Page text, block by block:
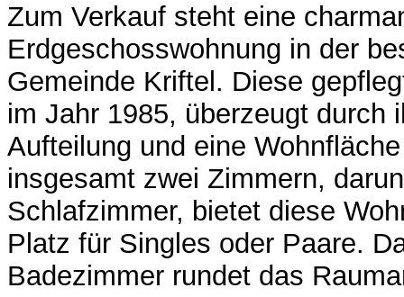
Zum Verkauf steht eine
Erdgeschosswohnung in der
Gemeinde Kriftel. Diese
im Jahr 1985, überzeugt durch
Aufteilung und eine
insgesamt zwei Zimmern,
Schlafzimmer, bietet diese
Platz für Singles oder Paare.
Badezimmer rundet das